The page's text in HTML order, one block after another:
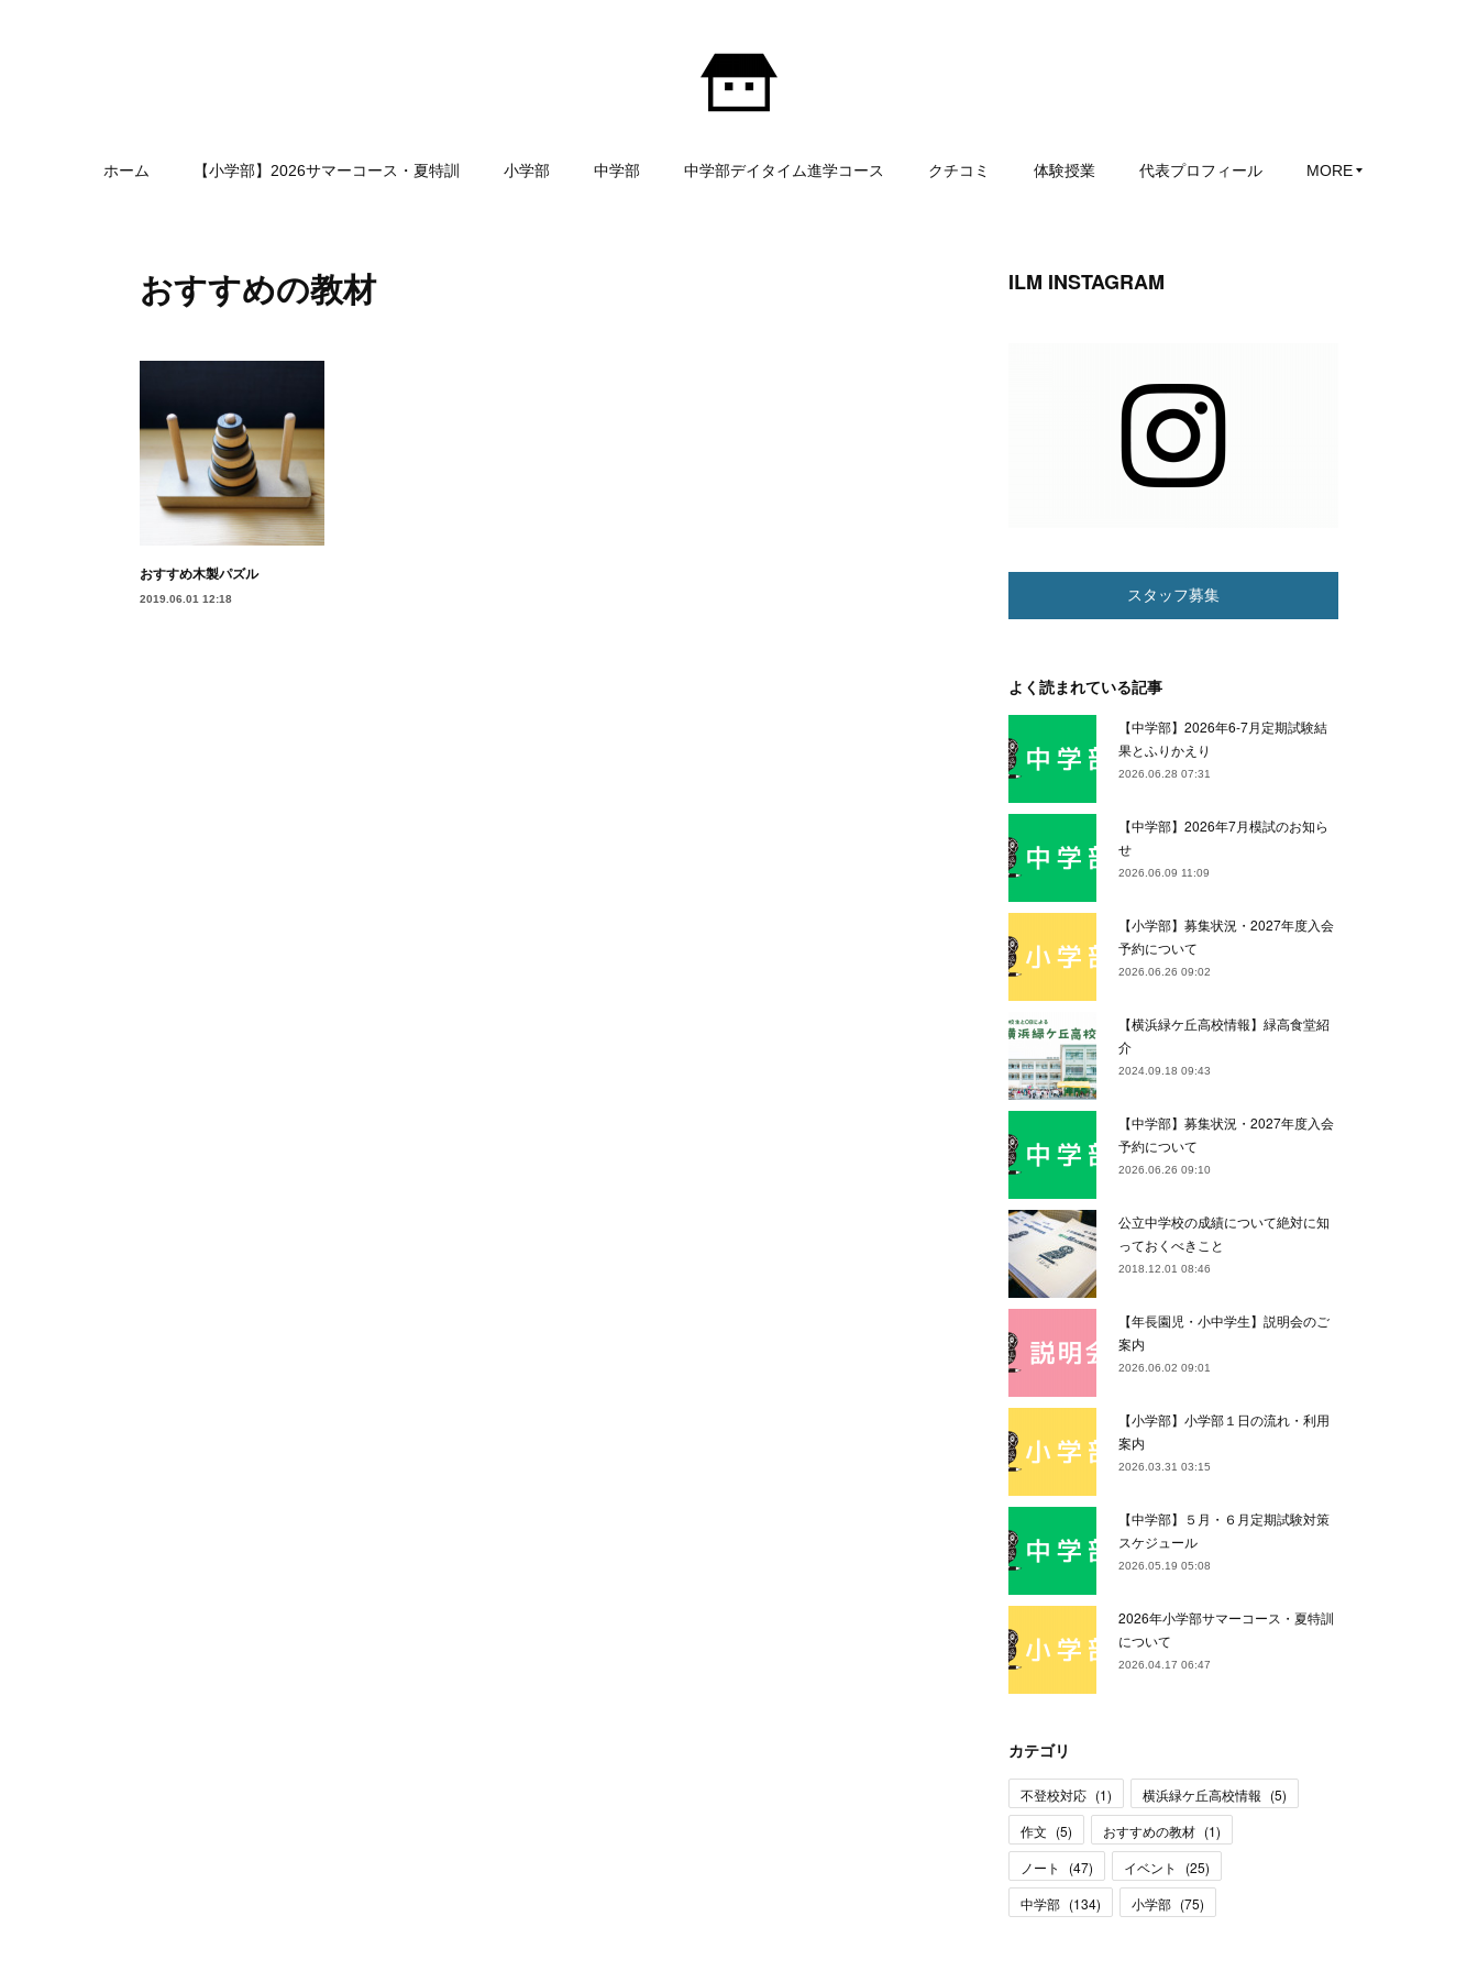
ホーム 【小学部】2026サマーコース・夏特訓 小学部 中学部 中学部デイタイム進学コース クチコミ 体験授業 代表プロフィール MORE
おすすめの教材
おすすめ木製パズル
2019.06.01 12:18
ILM INSTAGRAM
スタッフ募集
よく読まれている記事
【中学部】2026年6-7月定期試験結
果とふりかえり
2026.06.28 07:31
【中学部】2026年7月模試のお知ら
せ
2026.06.09 11:09
【小学部】募集状況・2027年度入会
予約について
2026.06.26 09:02
【横浜緑ケ丘高校情報】緑高食堂紹
介
2024.09.18 09:43
【中学部】募集状況・2027年度入会
予約について
2026.06.26 09:10
公立中学校の成績について絶対に知
っておくべきこと
2018.12.01 08:46
【年長園児・小中学生】説明会のご
案内
2026.06.02 09:01
【小学部】小学部１日の流れ・利用
案内
2026.03.31 03:15
【中学部】５月・６月定期試験対策
スケジュール
2026.05.19 05:08
2026年小学部サマーコース・夏特訓
について
2026.04.17 06:47
カテゴリ
不登校対応 (1) 横浜緑ケ丘高校情報 (5)
作文 (5) おすすめの教材 (1)
ノート
(47) イベント (25)
中学部 (134) 小学部 (75)